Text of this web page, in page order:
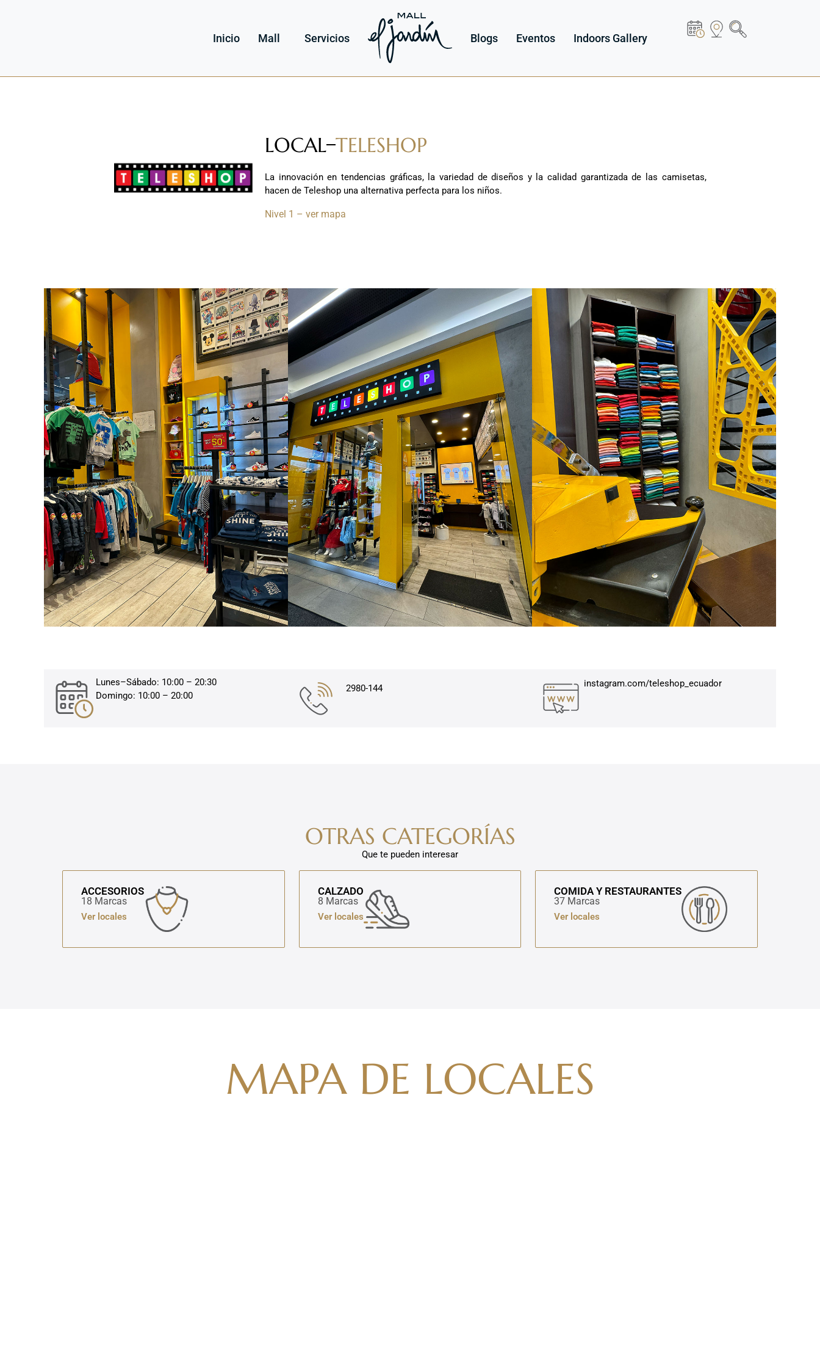
Inicio Mall Servicios Blogs Eventos Indoors Gallery
LOCAL TELESHOP
La innovación en tendencias gráficas, la variedad de diseños y la calidad garantizada de las camisetas,
hacen de Teleshop una alternativa perfecta para los niños.
Nivel 1 – ver mapa
Lunes–Sábado: 10:00 – 20:30
Domingo: 10:00 – 20:00
2980-144 instagram.com/teleshop_ecuador
OTRAS CATEGORÍAS
Que te pueden interesar
ACCESORIOS
18 Marcas
Ver locales
CALZADO
8 Marcas
Ver locales
COMIDA Y RESTAURANTES
37 Marcas
Ver locales
MAPA DE LOCALES